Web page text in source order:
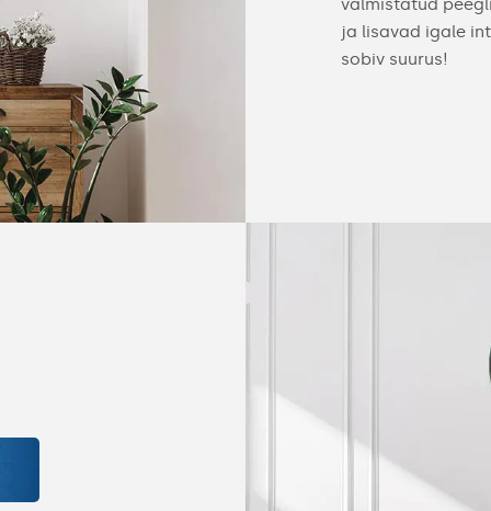
valmistatud
ja lisavad igale
sobiv suurus!